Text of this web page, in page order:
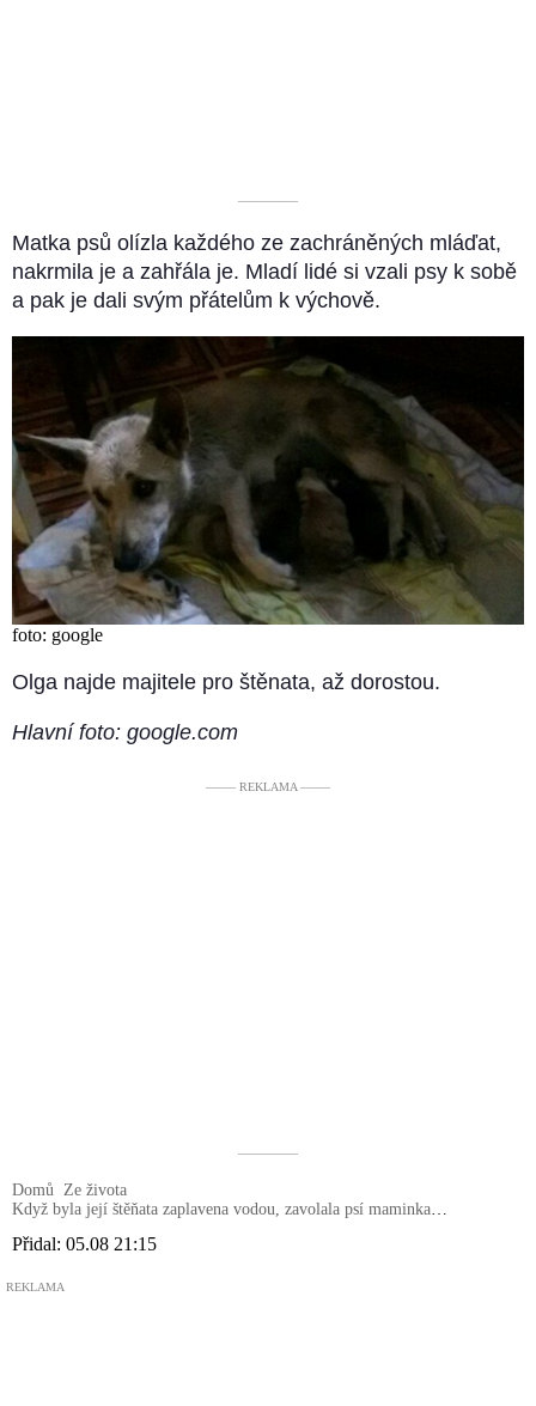
––––––––––
Matka psů olízla každého ze zachráněných mláďat,
nakrmila je a zahřála je. Mladí lidé si vzali psy k sobě
a pak je dali svým přátelům k výchově.
foto: google
Olga najde majitele pro štěnata, až dorostou.
Hlavní foto: google.com
––––– REKLAMA –––––
––––––––––
Domů
Ze života
Když byla její štěňata zaplavena vodou, zavolala psí maminka
Přidal: 05.08 21:15
REKLAMA